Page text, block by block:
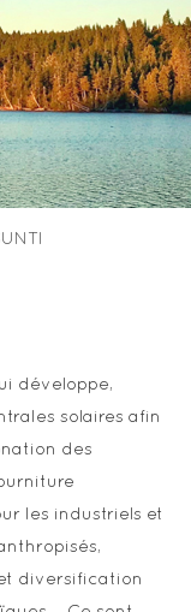
développe,
solaires afin
des
les industriels et
diversification